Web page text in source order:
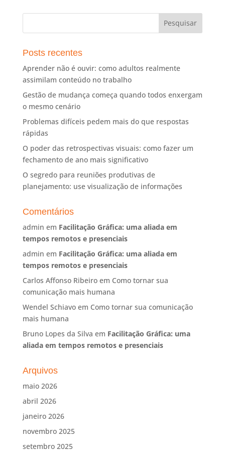
Posts recentes
Aprender não é ouvir: como adultos realmente
assimilam conteúdo no trabalho
Gestão de mudança começa quando todos enxergam
o mesmo cenário
Problemas difíceis pedem mais do que respostas
rápidas
O poder das retrospectivas visuais: como fazer um
fechamento de ano mais significativo
O segredo para reuniões produtivas de
planejamento: use visualização de informações
Comentários
admin em Facilitação Gráfica: uma aliada em
tempos remotos e presenciais
admin em Facilitação Gráfica: uma aliada em
tempos remotos e presenciais
Carlos Affonso Ribeiroem Como tornar sua
comunicação mais humana
Wendel Schiavoem Como tornar sua comunicação
mais humana
Bruno Lopes da Silva em Facilitação Gráfica: uma
aliada em tempos remotos e presenciais
Arquivos
maio 2026
abril 2026
janeiro 2026
novembro 2025
setembro 2025